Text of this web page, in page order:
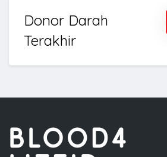
Donor Darah
Terakhir